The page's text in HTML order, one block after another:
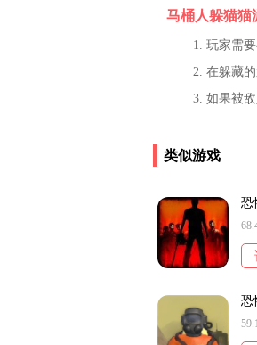
马桶人躲猫猫
1. 玩家需
2. 在躲藏
3. 如果被
类似游戏
恐